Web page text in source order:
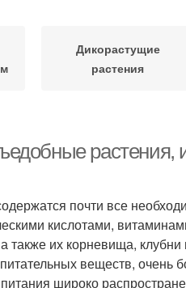
Дикорастущие
растения
растения,
почти все
кислотами,
также их корневища, клубни
веществ, очень
широко